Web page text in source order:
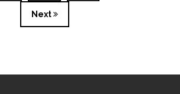
Next